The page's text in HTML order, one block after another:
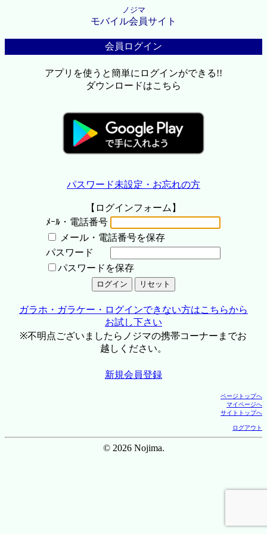
ノジマ
モバイル会員サイト
会員ログイン
アプリを使うと簡単にログインができる!!
ダウンロードはこちら
パスワード未設定・お忘れの方
【ログインフォーム】
ﾒｰﾙ・電話番号
メール・電話番号を保存
パスワード
パスワードを保存
ガラホ・ガラケー・ログインできない方はこちらから
お試し下さい
※不明点ございましたらノジマの携帯コーナーまでお
越しください。
新規会員登録
ページトップへ
マイページへ
サイトトップへ
ログアウト
© 2026 Nojima.